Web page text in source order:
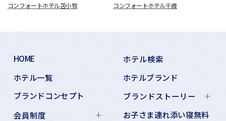
コンフォートホテル苫小牧 コンフォートホテル千歳
HOME
ホテル検索
ホテル一覧
ホテルブランド
ブランドコンセプト
ブランドストーリー
会員制度
お子さま連れ添い寝無料